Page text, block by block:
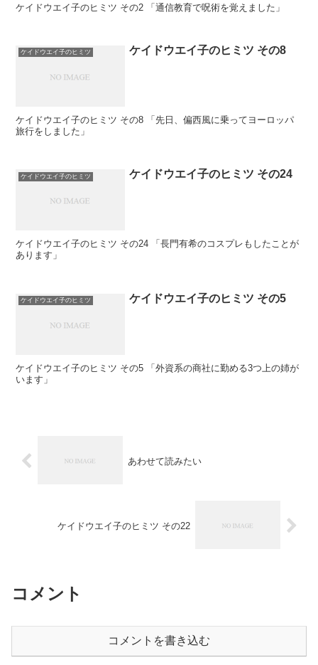
ケイドウエイ子のヒミツ その2 「通信教育で呪術を覚えました」
ケイドウエイ子のヒミツ ケイドウエイ子のヒミツ その8
ケイドウエイ子のヒミツ その8 「先日、偏西風に乗ってヨーロッパ
旅行をしました」
ケイドウエイ子のヒミツ ケイドウエイ子のヒミツ その24
ケイドウエイ子のヒミツ その24 「長門有希のコスプレもしたことが
あります」
ケイドウエイ子のヒミツ ケイドウエイ子のヒミツ その5
ケイドウエイ子のヒミツ その5 「外資系の商社に勤める3つ上の姉が
います」
あわせて読みたい
ケイドウエイ子のヒミツ その22
コメント
コメントを書き込む